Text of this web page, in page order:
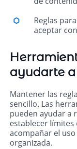
Reglas
aceptar
ayudarte
Mantener las
sencillo. Las
pueden ayudar a
establecer
acompañar el
organizada.